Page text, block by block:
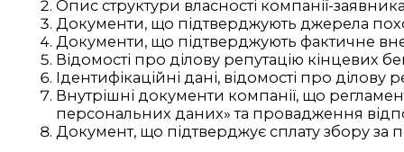
Опис структури власності компанії-
Документи, що підтверджують джерела
Документи, що підтверджують фактичне
Відомості про ділову репутацію кінцевих
Ідентифікаційні дані, відомості про
Внутрішні документи компанії, що
персональних даних» та провадження
Документ, що підтверджує сплату збору за